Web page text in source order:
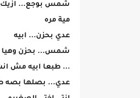
شمس بوجع... ازيك
مية مره
عدي بحزن... ابيه
شمس... بحزن وهيا
... طبعا ابيه مش انت
عدي... بصلها بصه